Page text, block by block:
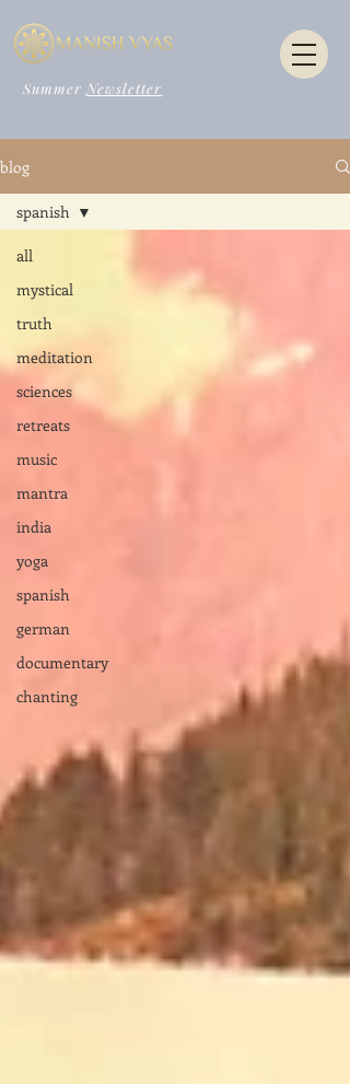
Summer Newsletter
blog
all
mystical
truth
meditation
sciences
retreats
music
mantra
india
yoga
spanish
german
documentary
chanting
spanish